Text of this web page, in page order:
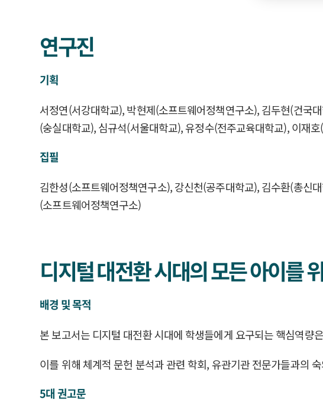
연구진
기획
서정연(서강대학교), 박현제(소프트웨어정책연구소), 김두현(건국
(숭실대학교), 심규석(서울대학교), 유정수(전주교육대학교), 이재
집필
김한성(소프트웨어정책연구소), 강신천(공주대학교), 김수환(총신
(소프트웨어정책연구소)
디지털 대전환 시대의 모든 아이를
배경 및 목적
본 보고서는 디지털 대전환 시대에 학생들에게 요구되는 핵심역
이를 위해 체계적 문헌 분석과 관련 학회, 유관기관 전문가들과의
5대 권고문